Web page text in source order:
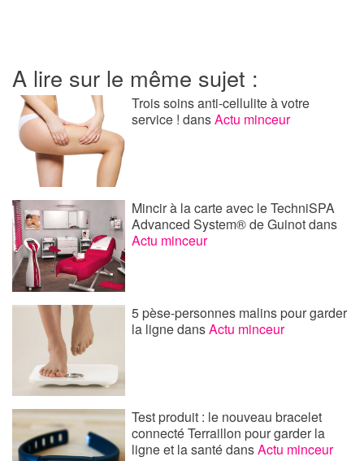
A lire sur le même sujet :
Trois soins anti-cellulite à votre
service !dansActu minceur
Mincir à la carte avec le TechniSPA
Advanced System® de Guinotdans
Actu minceur
5 pèse-personnes malins pour garder
la lignedansActu minceur
Test produit : le nouveau bracelet
connecté Terraillon pour garder la
ligne et la santédansActu minceur